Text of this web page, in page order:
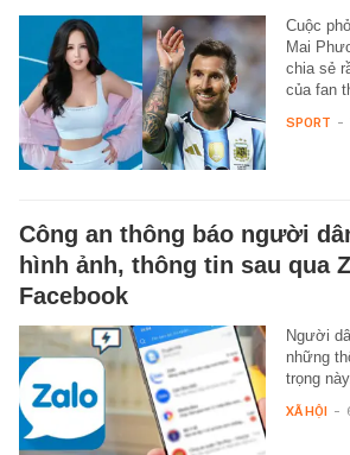
Cuộc
Mai
chia sẻ
của fan
SPORT -
Công an thông báo người
hình ảnh, thông tin sau qua
Facebook
Người
những
trọng này.
XÃ HỘI -